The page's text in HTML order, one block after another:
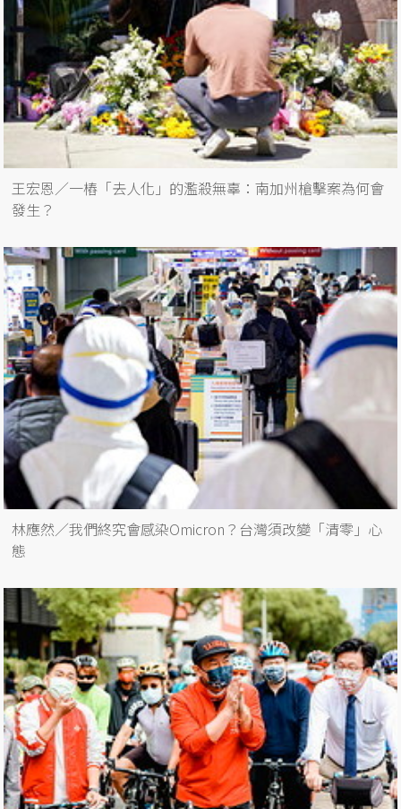
王宏恩／一樁「去人化」的濫殺無辜：南加州槍擊案為何會
發生？
林應然／我們終究會感染Omicron？台灣須改變「清零」心
態